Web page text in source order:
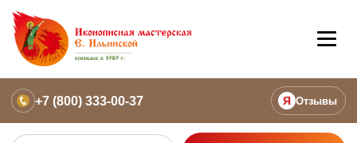
+7 (800) 333-00-37 Я Отзывы